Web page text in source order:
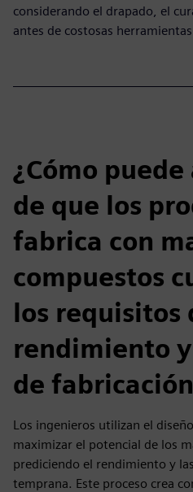
considerando el drapado, el
antes de costosas
¿Cómo
de que los
fabrica con
compuestos
los requisitos
rendimiento
de
Los ingenieros utilizan el
maximizar el potencial de los
prediciendo el rendimiento y
temprana. Este proceso crea